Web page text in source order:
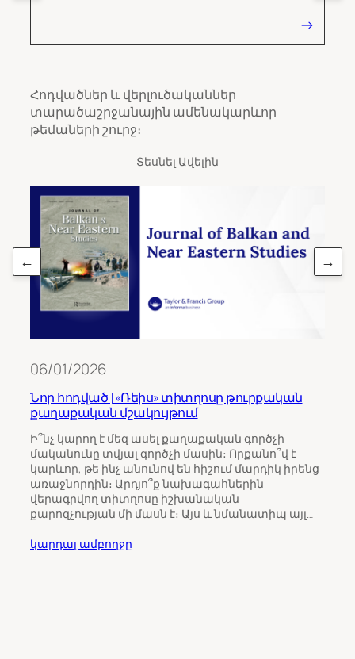
Հոդվածներ և վերլուծականներ
տարածաշրջանային ամենակարևոր
թեմաների շուրջ։
Տեսնել Ավելին
06/01/2026
Նոր հոդված | «Ռեիս» տիտղոսը թուրքական
քաղաքական մշակույթում
Ի՞նչ կարող է մեզ ասել քաղաքական գործչի
մականունը տվյալ գործչի մասին։ Որքանո՞վ է
կարևոր, թե ինչ անունով են հիշում մարդիկ իրենց
առաջնորդին։ Արդյո՞ք նախագահներին
վերագրվող տիտղոսը իշխանական
քարոզչության մի մասն է։ Այս և նմանատիպ այլ…
կարդալ ամբողջը
← →